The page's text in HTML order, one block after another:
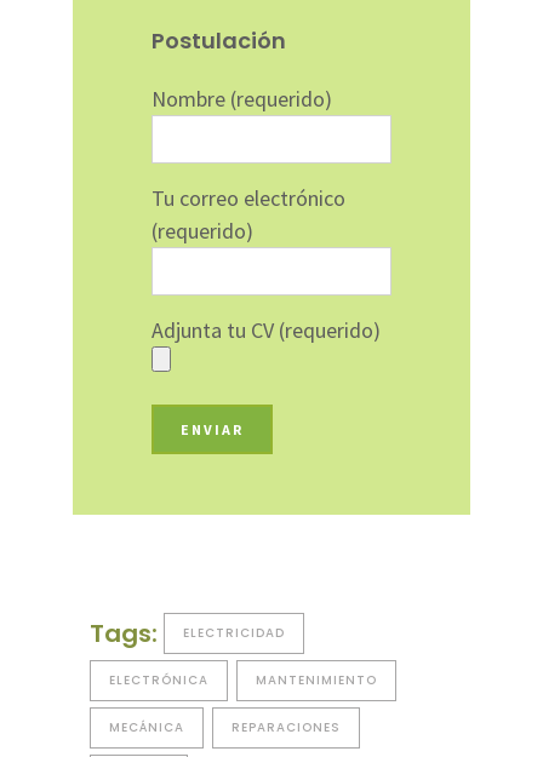
Postulación
Nombre (requerido)
Tu correo electrónico
(requerido)
Adjunta tu CV (requerido)
Tags: ELECTRICIDAD
ELECTRÓNICA MANTENIMIENTO
MECÁNICA REPARACIONES